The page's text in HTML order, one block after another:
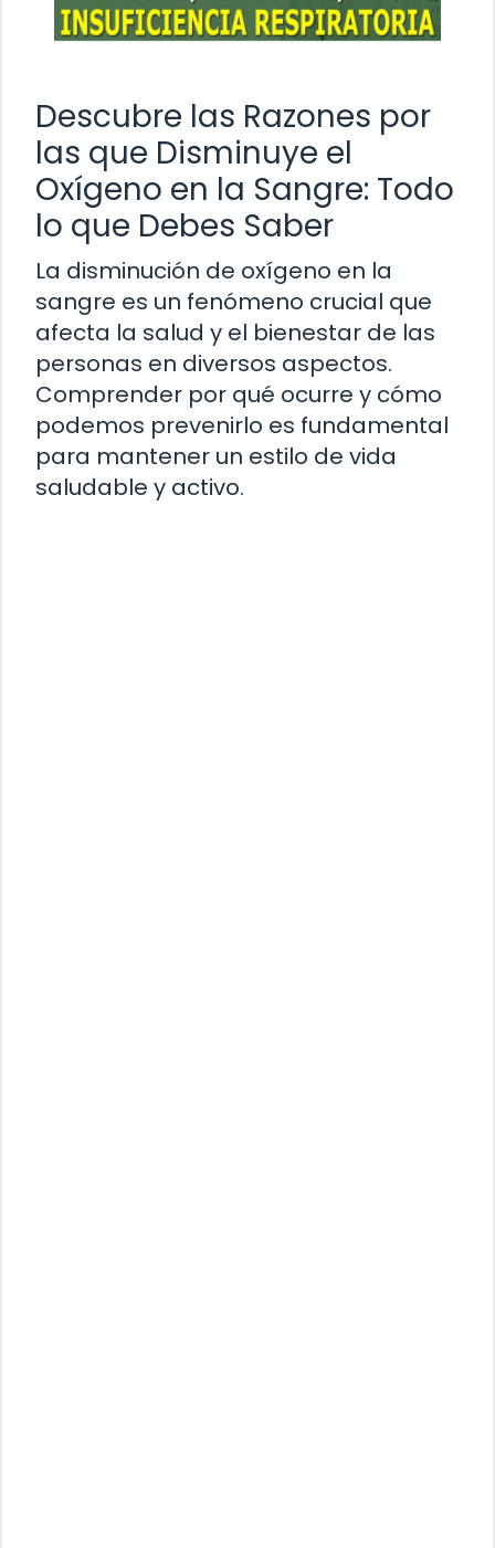
Descubre las Razones por
las que Disminuye el
Oxígeno en la Sangre: Todo
lo que Debes Saber
La disminución de oxígeno en la
sangre es un fenómeno crucial que
afecta la salud y el bienestar de las
personas en diversos aspectos.
Comprender por qué ocurre y cómo
podemos prevenirlo es fundamental
para mantener un estilo de vida
saludable y activo.